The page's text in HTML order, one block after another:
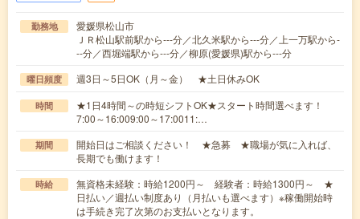
勤務地
愛媛県松山市
ＪＲ松山駅前駅から---分／北久米駅から---分／上一万駅から-
--分／西堀端駅から---分／柳原(愛媛県)駅から---分
曜日頻度 週3日～5日OK（月～金） ★土日休みOK
時間
★1日4時間～の時短シフトOK★スタート時間選べます！
7:00～16:009:00～17:0011:…
期間
開始日はご相談ください！ ★急募 ★職場が気に入れば、
長期でも働けます！
時給
無資格未経験：時給1200円～ 経験者：時給1300円～ ★
日払い／週払い制度あり（月払いも選べます）※稼働開始時
は手続き完了次第のお支払いとなります。